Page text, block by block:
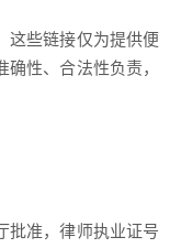
这些链接仅为提供便
性、合法性负责，
批准，律师执业证号